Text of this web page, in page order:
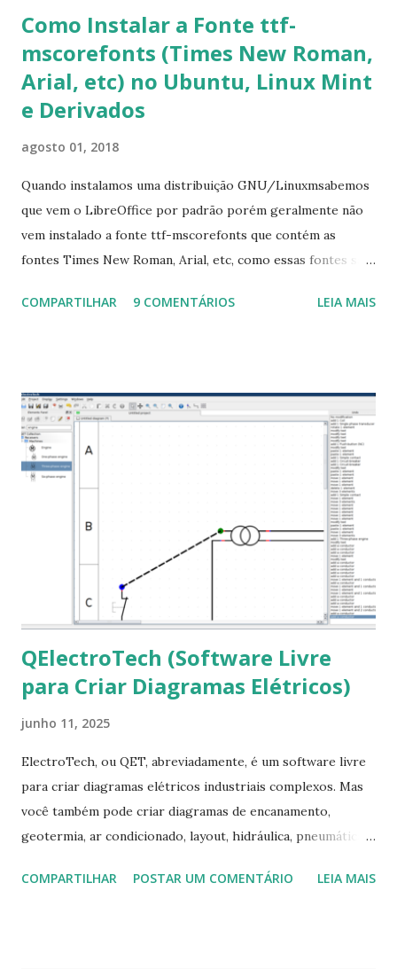
Como Instalar a Fonte ttf-
mscorefonts (Times New Roman,
Arial, etc) no Ubuntu, Linux Mint
e Derivados
agosto 01, 2018
Quando instalamos uma distribuição GNU/Linuxmsabemos
que vem o LibreOffice por padrão porém geralmente não
vem instalado a fonte ttf-mscorefonts que contém as
fontes Times New Roman, Arial, etc, como essas fontes são
a Associação Brasileira de Normas Técnicas (ABNT), exige
que contém essas fontes. Ao instalar o GNU/Linux abra o
terminal e execute o comando: $ sudo apt-get install ttf-
mscorefonts-installer Leia os termos de uso e avance
clicando em “Ok” Agora aceite os termos de uso clicando
em “Sim” Pronto agora abra o LibreOffice e veja se as
fontes Times New Roman, Arial estão instaladas. Caso
ocorra algum erro ou precisa reinstalar, execute: $ sudo
apt-get install --reinstall ttf-mscorefonts-installer
COMPARTILHAR 9 COMENTÁRIOS LEIA MAIS
QElectroTech (Software Livre
para Criar Diagramas Elétricos)
junho 11, 2025
ElectroTech, ou QET, abreviadamente, é um software livre
para criar diagramas elétricos industriais complexos. Mas
você também pode criar diagramas de encanamento,
geotermia, ar condicionado, layout, hidráulica, pneumática,
Na última versão 0.100, a coleção contém mais de 8.000
COMPARTILHAR POSTAR UM COMENTÁRIO LEIA MAIS